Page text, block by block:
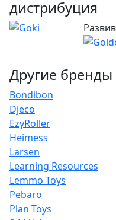
дистрибуция
Другие бренды
Bondibon
Djeco
EzyRoller
Heimess
Larsen
Learning Resources
Lemmo Toys
Pebaro
Plan Toys